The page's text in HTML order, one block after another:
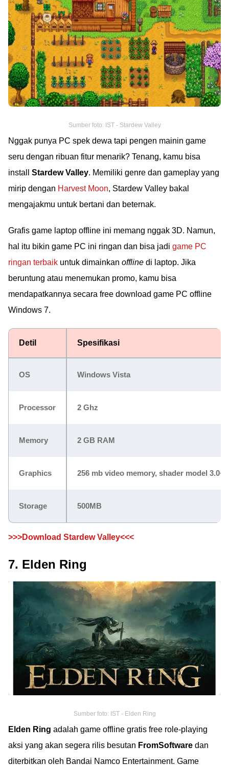
Sumber foto: IST - Stardew Valley
Nggak punya PC spek dewa tapi pengen mainin game
seru dengan ribuan fitur menarik? Tenang, kamu bisa
install Stardew Valley. Memiliki genre dan gameplay yang
mirip dengan Harvest Moon, Stardew Valley bakal
mengajakmu untuk bertani dan beternak.
Grafis game laptop offline ini memang nggak 3D. Namun,
hal itu bikin game PC ini ringan dan bisa jadi game PC
ringan terbaik untuk dimainkan offline di laptop. Jika
beruntung atau menemukan promo, kamu bisa
mendapatkannya secara free download game PC offline
Windows 7.
Detil Spesifikasi
OS Windows Vista
Processor 2 Ghz
Memory 2 GB RAM
Graphics 256 mb video memory, shader model 3.0+
Storage 500MB
>>>Download Stardew Valley<<<
7. Elden Ring
Sumber foto: IST - Elden Ring
Elden Ring adalah game offline gratis free role-playing
aksi yang akan segera rilis besutan FromSoftware dan
diterbitkan oleh Bandai Namco Entertainment. Game